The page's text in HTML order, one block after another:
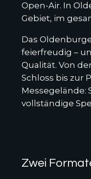
Open-Air. In
Gebiet, im
Das
feierfreudig –
Qualität. Von
Schloss bis zur
Messegelände:
vollständige
Zwei